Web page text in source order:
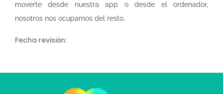
moverte desde nuestra app o desde el ordenador,
nosotros nos ocupamos del resto.
Fecha revisión: